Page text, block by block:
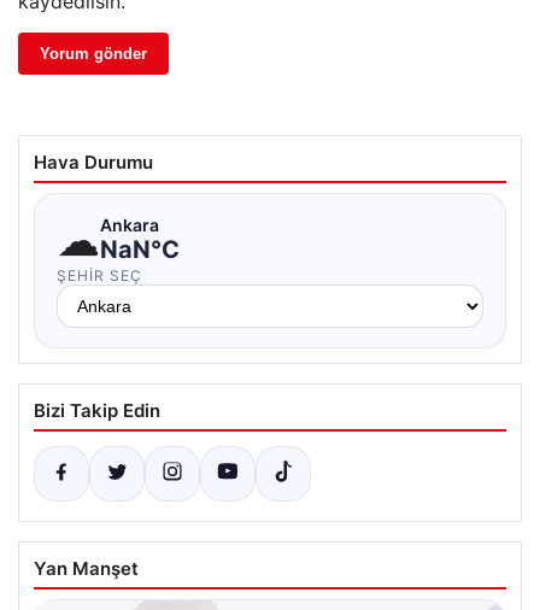
Hava Durumu
☁Ankara
NaN°C
ŞEHIR SEÇ
Bizi Takip Edin
Yan Manşet